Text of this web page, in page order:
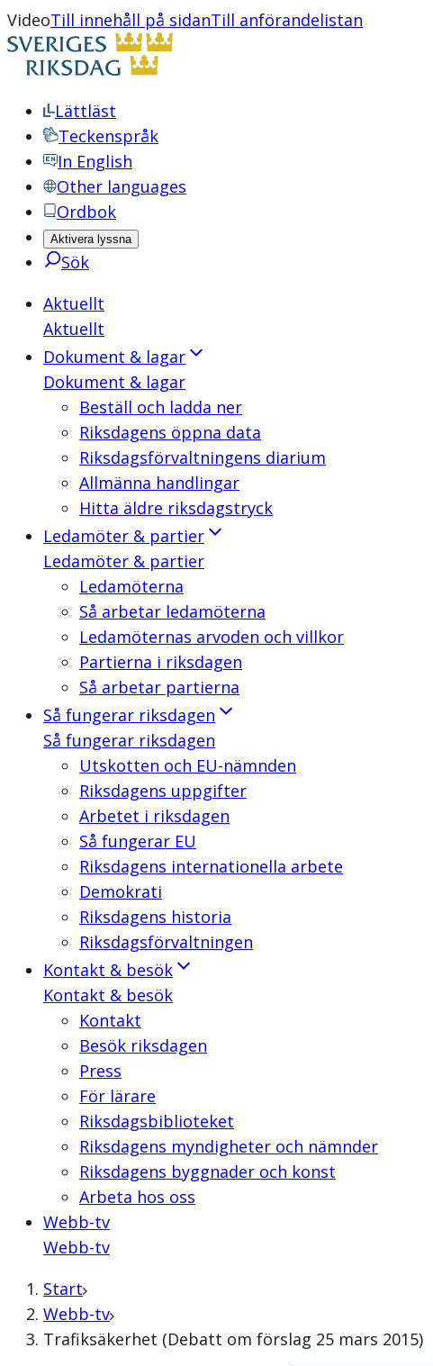
VideoTill innehåll på sidanTill anförandelistan
Lättläst
Teckenspråk
In English
Other languages
Ordbok
Aktivera lyssna
Sök
Aktuellt
Aktuellt
Dokument & lagar
Dokument & lagar
Beställ och ladda ner
Riksdagens öppna data
Riksdagsförvaltningens diarium
Allmänna handlingar
Hitta äldre riksdagstryck
Ledamöter & partier
Ledamöter & partier
Ledamöterna
Så arbetar ledamöterna
Ledamöternas arvoden och villkor
Partierna i riksdagen
Så arbetar partierna
Så fungerar riksdagen
Så fungerar riksdagen
Utskotten och EU-nämnden
Riksdagens uppgifter
Arbetet i riksdagen
Så fungerar EU
Riksdagens internationella arbete
Demokrati
Riksdagens historia
Riksdagsförvaltningen
Kontakt & besök
Kontakt & besök
Kontakt
Besök riksdagen
Press
För lärare
Riksdagsbiblioteket
Riksdagens myndigheter och nämnder
Riksdagens byggnader och konst
Arbeta hos oss
Webb-tv
Webb-tv
Start
Webb-tv
Trafiksäkerhet (Debatt om förslag 25 mars 2015)